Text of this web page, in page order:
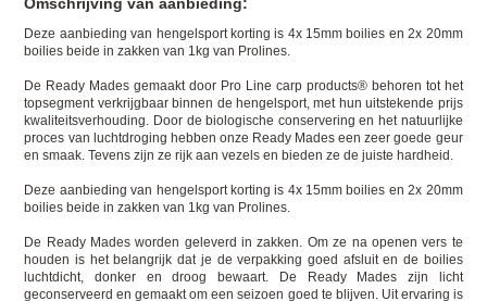
Omschrijving van aanbieding:
Deze aanbieding van hengelsport korting is 4x 15mm boilies en 2x 20mm
boilies beide in zakken van 1kg van Prolines.
De Ready Mades gemaakt door Pro Line carp products® behoren tot het
topsegment verkrijgbaar binnen de hengelsport, met hun uitstekende prijs
kwaliteitsverhouding. Door de biologische conservering en het natuurlijke
proces van luchtdroging hebben onze Ready Mades een zeer goede geur
en smaak. Tevens zijn ze rijk aan vezels en bieden ze de juiste hardheid.
Deze aanbieding van hengelsport korting is 4x 15mm boilies en 2x 20mm
boilies beide in zakken van 1kg van Prolines.
De Ready Mades worden geleverd in zakken. Om ze na openen vers te
houden is het belangrijk dat je de verpakking goed afsluit en de boilies
luchtdicht, donker en droog bewaart. De Ready Mades zijn licht
geconserveerd en gemaakt om een seizoen goed te blijven. Uit ervaring is